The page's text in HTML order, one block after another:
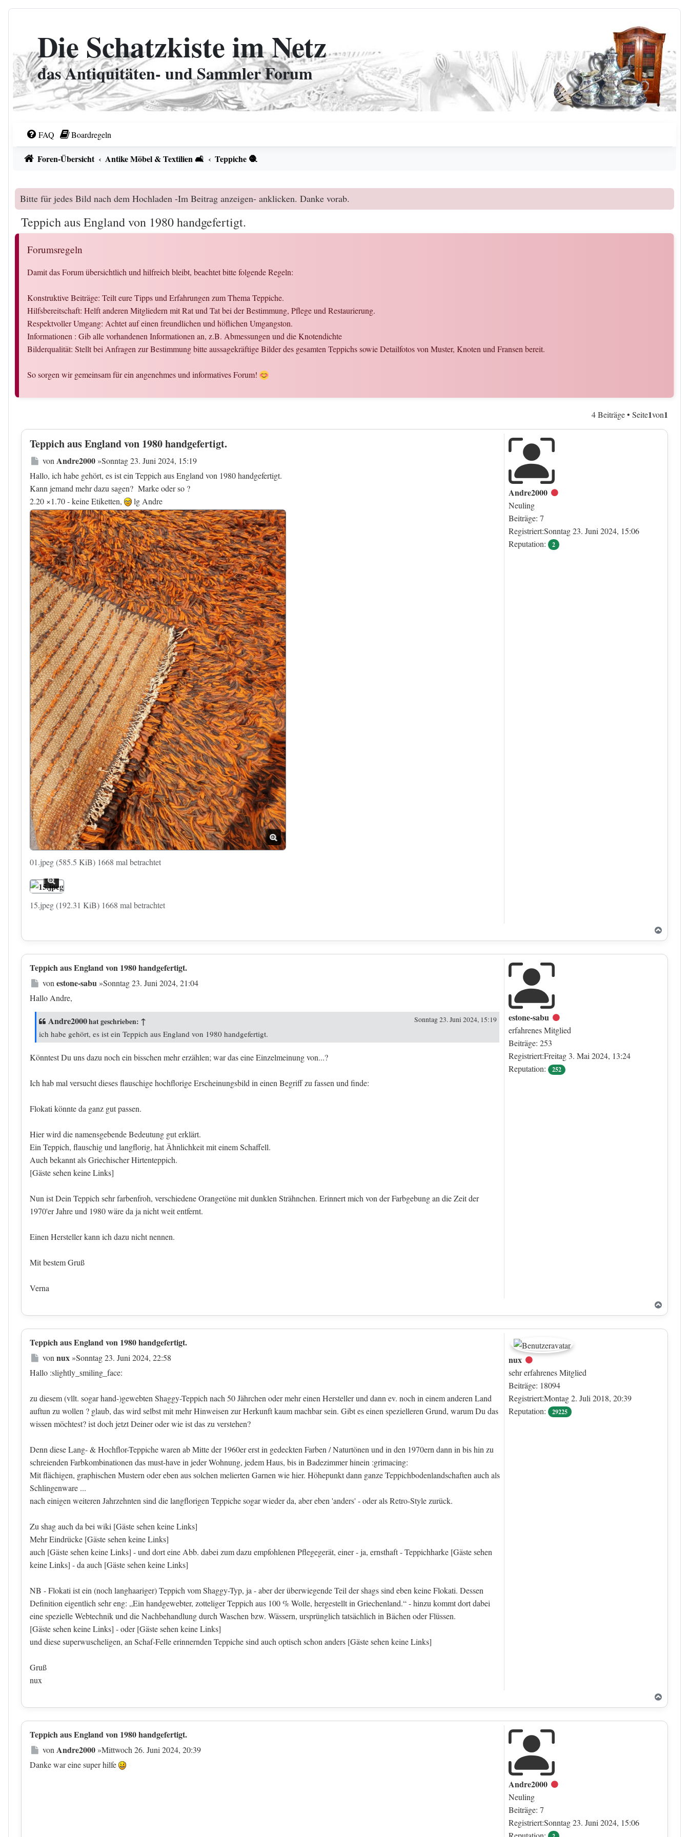
Zum Inhalt
Die Schatzkiste im Netz
das Antiquitäten- und Sammler Forum
FAQ Boardregeln
Foren-Übersicht Antike Möbel & Textilien 🛋️ Teppiche 🧶
Bitte für jedes Bild nach dem Hochladen -Im Beitrag anzeigen- anklicken. Danke vorab.
Teppich aus England von 1980 handgefertigt.
Forumsregeln
Damit das Forum übersichtlich und hilfreich bleibt, beachtet bitte folgende Regeln:
Konstruktive Beiträge: Teilt eure Tipps und Erfahrungen zum Thema Teppiche.
Hilfsbereitschaft: Helft anderen Mitgliedern mit Rat und Tat bei der Bestimmung, Pflege und Restaurierung.
Respektvoller Umgang: Achtet auf einen freundlichen und höflichen Umgangston.
Informationen : Gib alle vorhandenen Informationen an, z.B. Abmessungen und die Knotendichte
Bilderqualität: Stellt bei Anfragen zur Bestimmung bitte aussagekräftige Bilder des gesamten Teppichs sowie Detailfotos von Muster, Knoten und Fransen bereit.
So sorgen wir gemeinsam für ein angenehmes und informatives Forum!
4 Beiträge • Seite1von1
Andre2000 Offline
Neuling
Beiträge: 7
Registriert:Sonntag 23. Juni 2024, 15:06
Reputation:
2
Teppich aus England von 1980 handgefertigt.
Beitrag
von Andre2000»Sonntag 23. Juni 2024, 15:19
Hallo, ich habe gehört, es ist ein Teppich aus England von 1980 handgefertigt.
Kann jemand mehr dazu sagen? Marke oder so ?
2.20 ×1.70 - keine Etiketten,
lg Andre
01.jpeg (585.5 KiB) 1668 mal betrachtet
15.jpeg (192.31 KiB) 1668 mal betrachtet
estone-sabu Offline
erfahrenes Mitglied
Beiträge: 253
Registriert:Freitag 3. Mai 2024, 13:24
Reputation:
252
Teppich aus England von 1980 handgefertigt.
Beitrag
vonestone-sabu»Sonntag 23. Juni 2024, 21:04
Hallo Andre,
Andre2000hat geschrieben: ↑ Sonntag 23. Juni 2024, 15:19
ich habe gehört, es ist ein Teppich aus England von 1980 handgefertigt.
Könntest Du uns dazu noch ein bisschen mehr erzählen; war das eine Einzelmeinung von...?
Ich hab mal versucht dieses flauschige hochflorige Erscheinungsbild in einen Begriff zu fassen und finde:
Flokati könnte da ganz gut passen.
Hier wird die namensgebende Bedeutung gut erklärt.
Ein Teppich, flauschig und langflorig, hat Ähnlichkeit mit einem Schaffell.
Auch bekannt als Griechischer Hirtenteppich.
[Gäste sehen keine Links]
Nun ist Dein Teppich sehr farbenfroh, verschiedene Orangetöne mit dunklen Strähnchen. Erinnert mich von der Farbgebung an die Zeit der
1970'er Jahre und 1980 wäre da ja nicht weit entfernt.
Einen Hersteller kann ich dazu nicht nennen.
Mit bestem Gruß
Verna
nux Offline
sehr erfahrenes Mitglied
Beiträge: 18094
Registriert:Montag 2. Juli 2018, 20:39
Reputation:
29225
Teppich aus England von 1980 handgefertigt.
Beitrag
von nux»Sonntag 23. Juni 2024, 22:58
Hallo :slightly_smiling_face:
zu diesem (vllt. sogar hand-)gewebten Shaggy-Teppich nach 50 Jährchen oder mehr einen Hersteller und dann ev. noch in einem anderen Land
auftun zu wollen ? glaub, das wird selbst mit mehr Hinweisen zur Herkunft kaum machbar sein. Gibt es einen spezielleren Grund, warum Du das
wissen möchtest? ist doch jetzt Deiner oder wie ist das zu verstehen?
Denn diese Lang- & Hochflor-Teppiche waren ab Mitte der 1960er erst in gedeckten Farben / Naturtönen und in den 1970ern dann in bis hin zu
schreienden Farbkombinationen das must-have in jeder Wohnung, jedem Haus, bis in Badezimmer hinein :grimacing:
Mit flächigen, graphischen Mustern oder eben aus solchen melierten Garnen wie hier. Höhepunkt dann ganze Teppichbodenlandschaften auch als
Schlingenware ...
nach einigen weiteren Jahrzehnten sind die langflorigen Teppiche sogar wieder da, aber eben 'anders' - oder als Retro-Style zurück.
Zu shag auch da bei wiki [Gäste sehen keine Links]
Mehr Eindrücke [Gäste sehen keine Links]
auch [Gäste sehen keine Links] - und dort eine Abb. dabei zum dazu empfohlenen Pflegegerät, einer - ja, ernsthaft - Teppichharke [Gäste sehen
keine Links] - da auch [Gäste sehen keine Links]
NB - Flokati ist ein (noch langhaariger) Teppich vom Shaggy-Typ, ja - aber der überwiegende Teil der shags sind eben keine Flokati. Dessen
Definition eigentlich sehr eng: „Ein handgewebter, zotteliger Teppich aus 100 % Wolle, hergestellt in Griechenland.“ - hinzu kommt dort dabei
eine spezielle Webtechnik und die Nachbehandlung durch Waschen bzw. Wässern, ursprünglich tatsächlich in Bächen oder Flüssen.
[Gäste sehen keine Links] - oder[Gäste sehen keine Links]
und diese superwuscheligen, an Schaf-Felle erinnernden Teppiche sind auch optisch schon anders [Gäste sehen keine Links]
Gruß
nux
Andre2000 Offline
Neuling
Beiträge: 7
Registriert:Sonntag 23. Juni 2024, 15:06
Teppich aus England von 1980 handgefertigt.
Beitrag
von Andre2000»Mittwoch 26. Juni 2024, 20:39
Danke war eine super hilfe